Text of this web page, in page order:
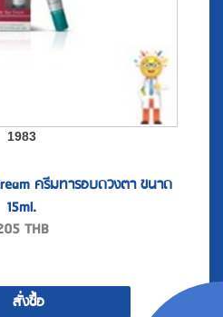
1983
ครีมทารอบดวงตา ขนาด
15ml.
THB
สั่งซื้อ